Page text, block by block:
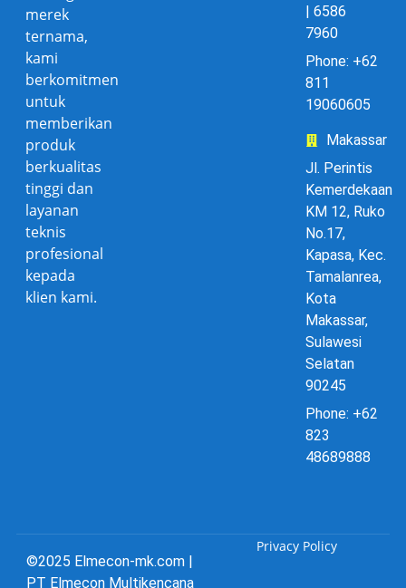
merek
ternama,
kami
berkomitmen
untuk
memberikan
produk
berkualitas
tinggi dan
layanan
teknis
profesional
kepada
klien kami.
| 6586
7960
Phone: +62
811
19060605
Makassar
Jl. Perintis
Kemerdekaan
KM 12, Ruko
No.17,
Kapasa, Kec.
Tamalanrea,
Kota
Makassar,
Sulawesi
Selatan
90245
Phone: +62
823
48689888
©2025 Elmecon-mk.com |
PT Elmecon Multikencana
Privacy Policy